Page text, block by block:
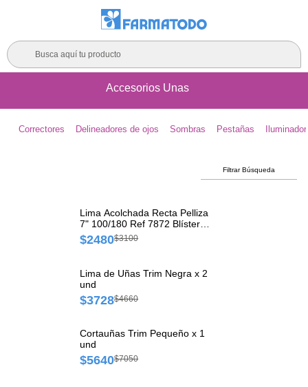
Busca aquí tu producto
Accesorios Unas
Correctores Delineadores de ojos Sombras Pestañas
Filtrar Búsqueda
Lima Acolchada Recta Pelliza
7" 100/180 Ref 7872 Blíster x
1 und
$2480$3100
Lima de Uñas Trim Negra x 2
und
$3728$4660
Cortauñas Trim Pequeño x 1
und
$5640$7050